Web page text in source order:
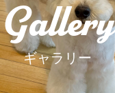
Gallery
ギャラリー